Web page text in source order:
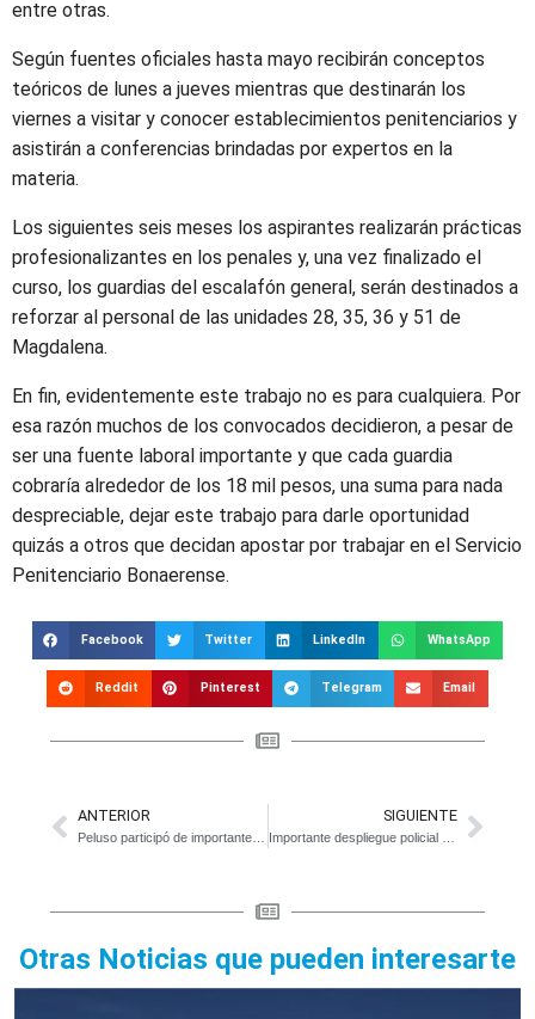
entre otras.
Según fuentes oficiales hasta mayo recibirán conceptos
teóricos de lunes a jueves mientras que destinarán los
viernes a visitar y conocer establecimientos penitenciarios y
asistirán a conferencias brindadas por expertos en la
materia.
Los siguientes seis meses los aspirantes realizarán prácticas
profesionalizantes en los penales y, una vez finalizado el
curso, los guardias del escalafón general, serán destinados a
reforzar al personal de las unidades 28, 35, 36 y 51 de
Magdalena.
En fin, evidentemente este trabajo no es para cualquiera. Por
esa razón muchos de los convocados decidieron, a pesar de
ser una fuente laboral importante y que cada guardia
cobraría alrededor de los 18 mil pesos, una suma para nada
despreciable, dejar este trabajo para darle oportunidad
quizás a otros que decidan apostar por trabajar en el Servicio
Penitenciario Bonaerense.
Facebook Twitter LinkedIn WhatsApp
Reddit Pinterest Telegram Email
ANTERIOR SIGUIENTE
Otras Noticias que pueden interesarte